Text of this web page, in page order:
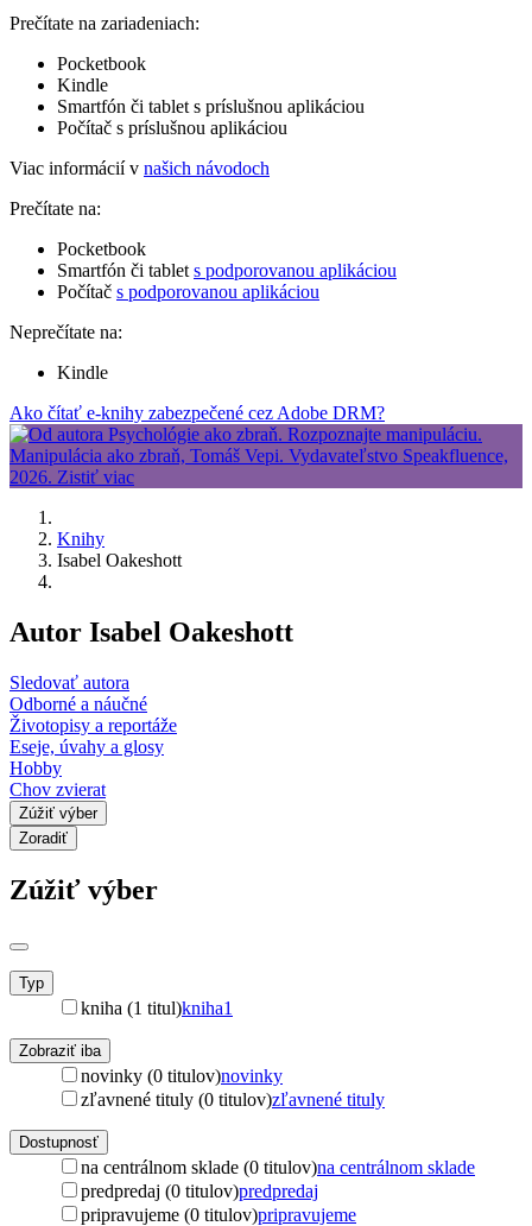
Prečítate na zariadeniach:
Pocketbook
Kindle
Smartfón či tablet s príslušnou aplikáciou
Počítač s príslušnou aplikáciou
Viac informácií v našich návodoch
Prečítate na:
Pocketbook
Smartfón či tablet s podporovanou aplikáciou
Počítač s podporovanou aplikáciou
Neprečítate na:
Kindle
Ako čítať e-knihy zabezpečené cez Adobe DRM?
Knihy
Isabel Oakeshott
Autor Isabel Oakeshott
Sledovať autora
Odborné a náučné
Životopisy a reportáže
Eseje, úvahy a glosy
Hobby
Chov zvierat
Zúžiť výber
Zoradiť
Zúžiť výber
Typ
kniha (1 titul)kniha1
Zobraziť iba
novinky (0 titulov)novinky
zľavnené tituly (0 titulov)zľavnené tituly
Dostupnosť
na centrálnom sklade (0 titulov)na centrálnom sklade
predpredaj (0 titulov)predpredaj
pripravujeme (0 titulov)pripravujeme